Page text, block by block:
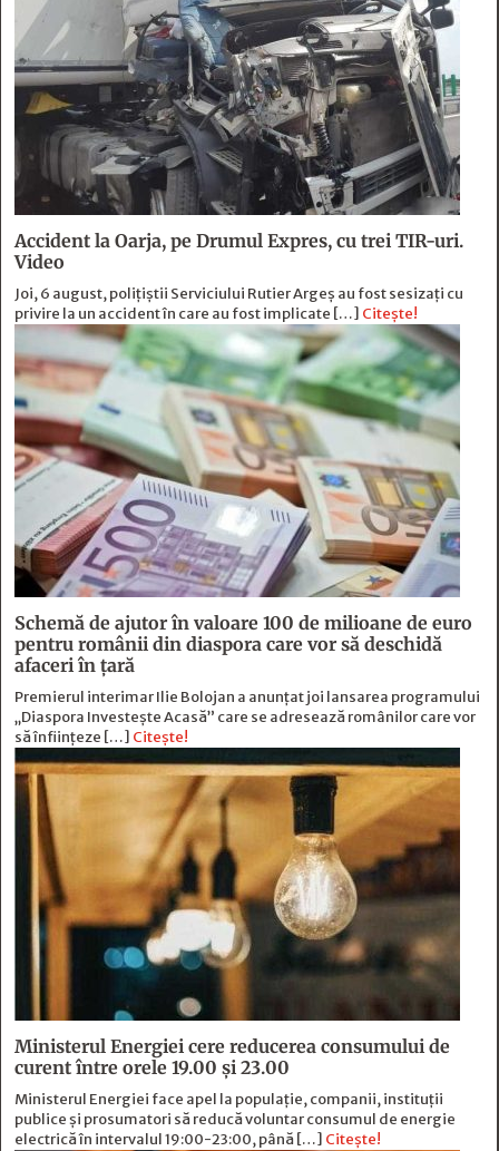
Accident la Oarja, pe Drumul Expres, cu trei TIR-uri.
Video
Joi, 6 august, polițiștii Serviciului Rutier Argeș au fost sesizați cu
privire la un accident în care au fost implicate […] Citește!
Schemă de ajutor în valoare 100 de milioane de euro
pentru românii din diaspora care vor să deschidă
afaceri în țară
Premierul interimar Ilie Bolojan a anunțat joi lansarea programului
„Diaspora Investește Acasă” care se adresează românilor care vor
să înființeze […] Citește!
Ministerul Energiei cere reducerea consumului de
curent între orele 19.00 și 23.00
Ministerul Energiei face apel la populație, companii, instituții
publice și prosumatori să reducă voluntar consumul de energie
electrică în intervalul 19:00-23:00, până […] Citește!